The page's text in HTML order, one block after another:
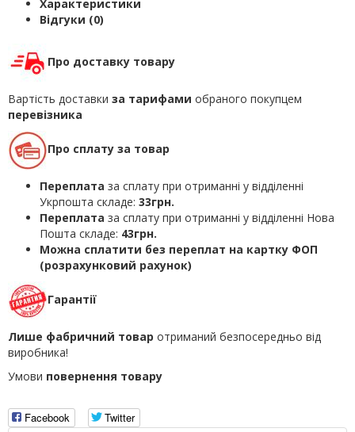
Характеристики
Відгуки (0)
Про доставку товару
Вартість доставки за тарифами обраного покупцем
перевізника
Про сплату за товар
Переплата за сплату при отриманні у відділенні
Укрпошта складе: 33грн.
Переплата за сплату при отриманні у відділенні Нова
Пошта складе: 43грн.
Можна сплатити без переплат на картку ФОП
(розрахунковий рахунок)
Гарантії
Лише фабричний товар отриманий безпосередньо від
виробника!
Умови повернення товару
Facebook Twitter